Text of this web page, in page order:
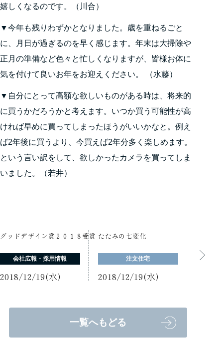
嬉しくなるのです。（川合）
▼今年も残りわずかとなりました。歳を重ねるごと
に、月日が過ぎるのを早く感じます。年末は大掃除や
正月の準備など色々と忙しくなりますが、皆様お体に
気を付けて良いお年をお迎えください。 （水藤）
▼自分にとって高額な欲しいものがある時は、将来的
に買うかだろうかと考えます。いつか買う可能性が高
ければ早めに買ってしまったほうがいいかなと。例え
ば2年後に買うより、今買えば2年分多く楽しめます。
という言い訳をして、欲しかったカメラを買ってしま
いました。（若井）
グッドデザイン賞２０１８受賞
会社広報・採用情報
2018/12/19(水)
たたみの七変化
注文住宅
2018/12/19(水)
一覧へもどる